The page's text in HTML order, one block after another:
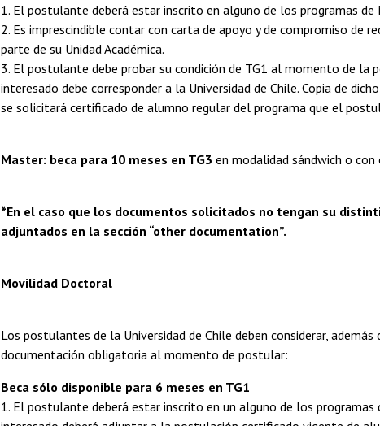
1. El postulante deberá estar inscrito en alguno de los programas
2. Es imprescindible contar con carta de apoyo y de compromiso de
parte de su Unidad Académica.
3. El postulante debe probar su condición de TG1 al momento de
interesado debe corresponder a la Universidad de Chile. Copia de
se solicitará certificado de alumno regular del programa que el
Master: beca para 10 meses en TG3 en modalidad sándwich o
*En el caso que los documentos solicitados no tengan su
adjuntados en la sección “other documentation”.
Movilidad Doctoral
Los postulantes de la Universidad de Chile deben considerar,
documentación obligatoria al momento de postular:
Beca sólo disponible para 6 meses en TG1
1. El postulante deberá estar inscrito en un alguno de los